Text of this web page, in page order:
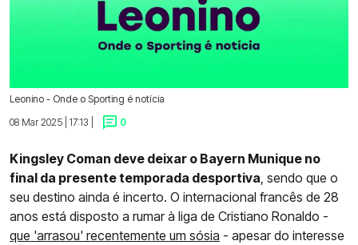
Leonino - Onde o Sporting é notícia
08 Mar 2025 | 17:13 |
0
Kingsley Coman deve deixar o Bayern Munique no
final da presente temporada desportiva, sendo que o
seu destino ainda é incerto. O internacional francês de 28
anos está disposto a rumar à liga de Cristiano Ronaldo -
que 'arrasou' recentemente um sósia - apesar do interesse